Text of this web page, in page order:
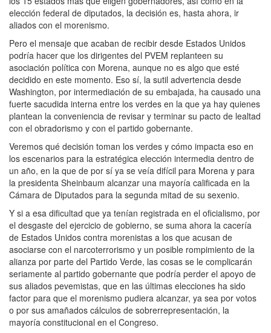
elección federal de diputados, la decisión es, hasta ahora, ir
aliados con el morenismo.
Pero el mensaje que acaban de recibir desde Estados Unidos
podría hacer que los dirigentes del PVEM replanteen su
asociación política con Morena, aunque no es algo que esté
decidido en este momento. Eso sí, la sutil advertencia desde
Washington, por intermediación de su embajada, ha causado una
fuerte sacudida interna entre los verdes en la que ya hay quienes
plantean la conveniencia de revisar y terminar su pacto de lealtad
con el obradorismo y con el partido gobernante.
Veremos qué decisión toman los verdes y cómo impacta eso en
los escenarios para la estratégica elección intermedia dentro de
un año, en la que de por sí ya se veía difícil para Morena y para
la presidenta Sheinbaum alcanzar una mayoría calificada en la
Cámara de Diputados para la segunda mitad de su sexenio.
Y si a esa dificultad que ya tenían registrada en el oficialismo, por
el desgaste del ejercicio de gobierno, se suma ahora la cacería
de Estados Unidos contra morenistas a los que acusan de
asociarse con el narcoterrorismo y un posible rompimiento de la
alianza por parte del Partido Verde, las cosas se le complicarán
seriamente al partido gobernante que podría perder el apoyo de
sus aliados pevemistas, que en las últimas elecciones ha sido
factor para que el morenismo pudiera alcanzar, ya sea por votos
o por sus amañados cálculos de sobrerrepresentación, la
mayoría constitucional en el Congreso.